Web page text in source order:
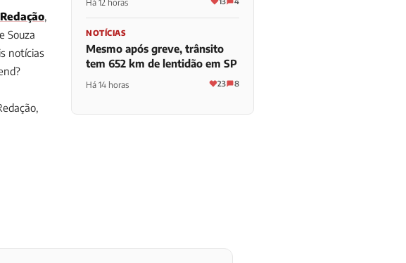
Redação,
Souza
notícias
Há 12 horas
NOTÍCIAS
Mesmo após greve, trânsito
tem 652 km de lentidão em SP
Há 14 horas 23 8